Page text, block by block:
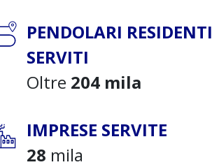
PENDOLARI RESIDENTI
SERVITI
Oltre 204 mila
IMPRESE SERVITE
28 mila